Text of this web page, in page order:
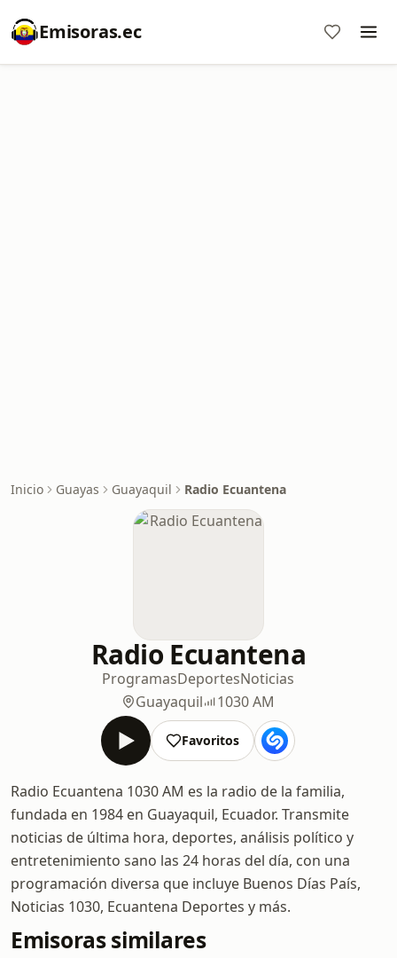
Emisoras.ec
Inicio Guayas Guayaquil Radio Ecuantena
Radio Ecuantena
ProgramasDeportesNoticias
Guayaquil
1030 AM
Favoritos
Radio Ecuantena 1030 AM es la radio de la familia,
fundada en 1984 en Guayaquil, Ecuador. Transmite
noticias de última hora, deportes, análisis político y
entretenimiento sano las 24 horas del día, con una
programación diversa que incluye Buenos Días País,
Noticias 1030, Ecuantena Deportes y más.
Emisoras similares